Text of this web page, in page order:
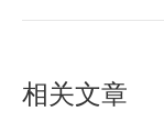
相关文章